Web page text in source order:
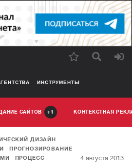
ИНСТРУМЕНТЫ
САЙТОВ 1 КОНТЕКСТНАЯ
ДИЗАЙН
ПРОГНОЗИРОВАНИЕ
ПРОЦЕСС 4 августа 2013